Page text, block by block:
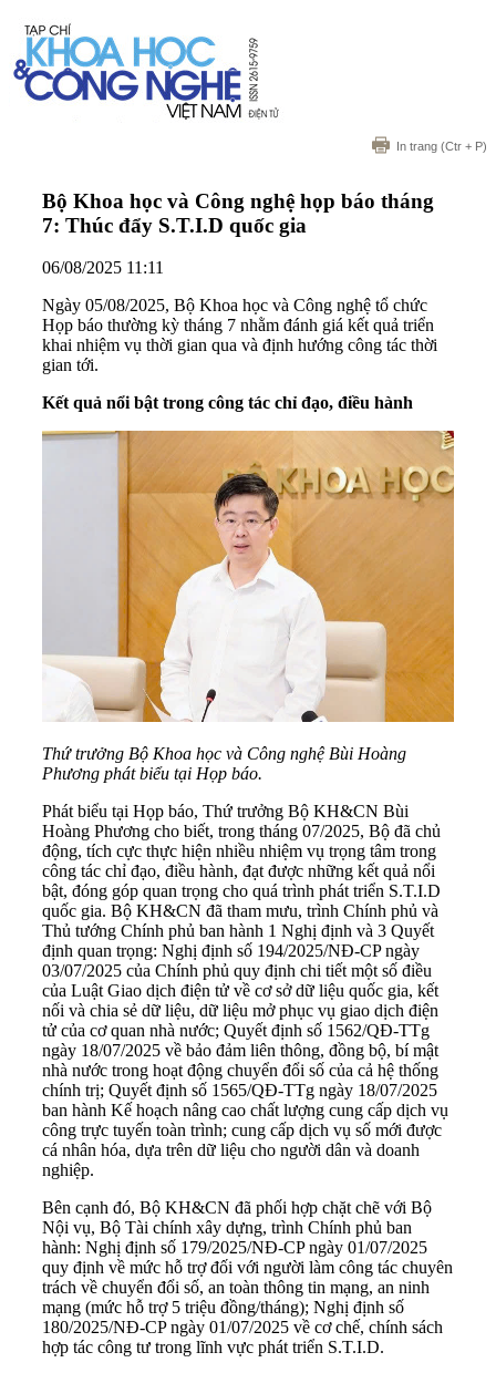
In trang (Ctr + P)
Bộ Khoa học và Công nghệ họp báo tháng
7: Thúc đẩy S.T.I.D quốc gia
06/08/2025 11:11
Ngày 05/08/2025, Bộ Khoa học và Công nghệ tổ chức
Họp báo thường kỳ tháng 7 nhằm đánh giá kết quả triển
khai nhiệm vụ thời gian qua và định hướng công tác thời
gian tới.
Kết quả nổi bật trong công tác chỉ đạo, điều hành
Thứ trưởng Bộ Khoa học và Công nghệ Bùi Hoàng
Phương phát biểu tại Họp báo.
Phát biểu tại Họp báo, Thứ trưởng Bộ KH&CN Bùi
Hoàng Phương cho biết, trong tháng 07/2025, Bộ đã chủ
động, tích cực thực hiện nhiều nhiệm vụ trọng tâm trong
công tác chỉ đạo, điều hành, đạt được những kết quả nổi
bật, đóng góp quan trọng cho quá trình phát triển S.T.I.D
quốc gia. Bộ KH&CN đã tham mưu, trình Chính phủ và
Thủ tướng Chính phủ ban hành 1 Nghị định và 3 Quyết
định quan trọng: Nghị định số 194/2025/NĐ-CP ngày
03/07/2025 của Chính phủ quy định chi tiết một số điều
của Luật Giao dịch điện tử về cơ sở dữ liệu quốc gia, kết
nối và chia sẻ dữ liệu, dữ liệu mở phục vụ giao dịch điện
tử của cơ quan nhà nước; Quyết định số 1562/QĐ-TTg
ngày 18/07/2025 về bảo đảm liên thông, đồng bộ, bí mật
nhà nước trong hoạt động chuyển đổi số của cả hệ thống
chính trị; Quyết định số 1565/QĐ-TTg ngày 18/07/2025
ban hành Kế hoạch nâng cao chất lượng cung cấp dịch vụ
công trực tuyến toàn trình; cung cấp dịch vụ số mới được
cá nhân hóa, dựa trên dữ liệu cho người dân và doanh
nghiệp.
Bên cạnh đó, Bộ KH&CN đã phối hợp chặt chẽ với Bộ
Nội vụ, Bộ Tài chính xây dựng, trình Chính phủ ban
hành: Nghị định số 179/2025/NĐ-CP ngày 01/07/2025
quy định về mức hỗ trợ đối với người làm công tác chuyên
trách về chuyển đổi số, an toàn thông tin mạng, an ninh
mạng (mức hỗ trợ 5 triệu đồng/tháng); Nghị định số
180/2025/NĐ-CP ngày 01/07/2025 về cơ chế, chính sách
hợp tác công tư trong lĩnh vực phát triển S.T.I.D.